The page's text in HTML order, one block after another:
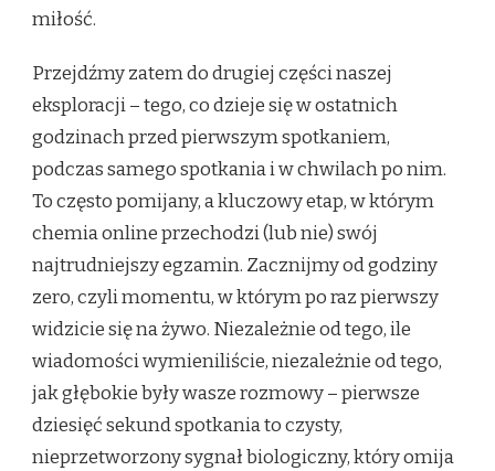
miłość.
Przejdźmy zatem do drugiej części naszej
eksploracji – tego, co dzieje się w ostatnich
godzinach przed pierwszym spotkaniem,
podczas samego spotkania i w chwilach po nim.
To często pomijany, a kluczowy etap, w którym
chemia online przechodzi (lub nie) swój
najtrudniejszy egzamin. Zacznijmy od godziny
zero, czyli momentu, w którym po raz pierwszy
widzicie się na żywo. Niezależnie od tego, ile
wiadomości wymieniliście, niezależnie od tego,
jak głębokie były wasze rozmowy – pierwsze
dziesięć sekund spotkania to czysty,
nieprzetworzony sygnał biologiczny, który omija